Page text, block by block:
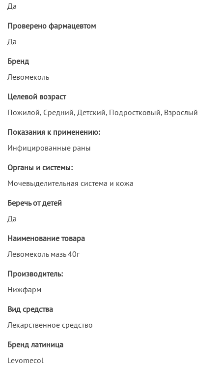
Да
Проверено фармацевтом
Да
Бренд
Левомеколь
Целевой возраст
Пожилой, Средний, Детский, Подростковый, Взрослый
Показания к применению:
Инфицированные раны
Органы и системы:
Мочевыделительная система и кожа
Беречь от детей
Да
Наименование товара
Левомеколь мазь 40г
Производитель:
Нижфарм
Вид средства
Лекарственное средство
Бренд латиница
Levomecol